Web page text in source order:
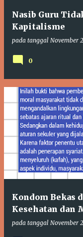
Nasib Guru
Kapitalisme
pada tanggal November
0
Kondom Bekas
Kesehatan dan
pada tanggal November